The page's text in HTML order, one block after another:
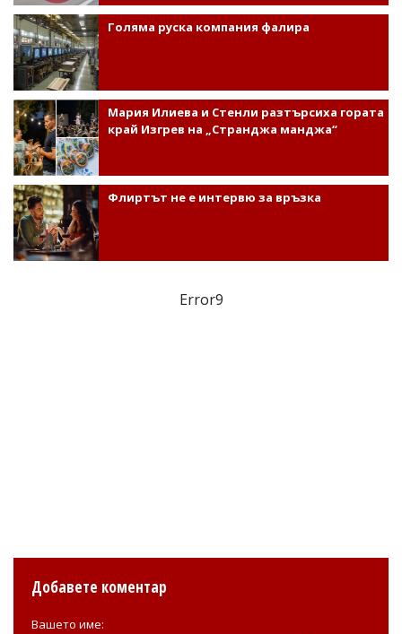
Голяма руска компания фалира
Мария Илиева и Стенли разтърсиха гората
край Изгрев на „Странджа манджа“
Флиртът не е интервю за връзка
Error9
Добавете коментар
Вашето име: